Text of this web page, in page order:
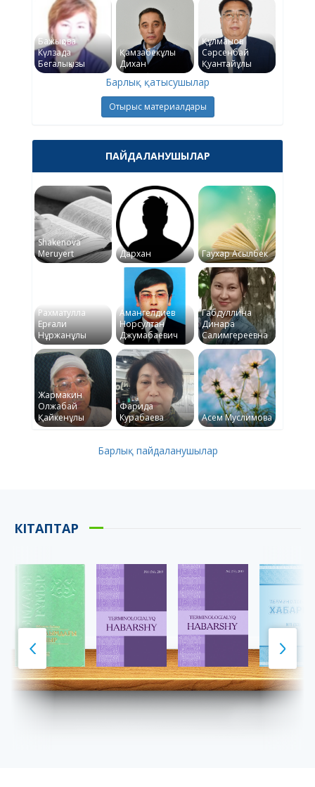
Бажықова
Күлзада
Бегалықызы
Қамзабекұлы
Дихан
Құлманов
Сәрсенбай
Қуантайұлы
Барлық қатысушылар
Отырыс материалдары
ПАЙДАЛАНУШЫЛАР
Shakenova
Meruyert
Дархан Гаухар Асылбек
Рахматулла
Ерғали
Нұржанұлы
Амангелдиев
Норсултан
Джумабаевич
Габдуллина
Динара
Салимгереевна
Жармакин
Олжабай
Қайкенұлы
Фарида
Курабаева
Асем Муслимова
Барлық пайдаланушылар
КІТАПТАР